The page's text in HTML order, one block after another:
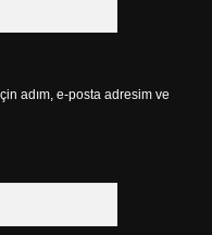
adım, e-posta adresim ve